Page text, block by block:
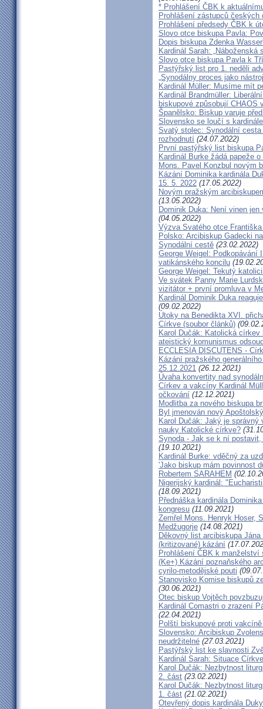
* Prohlášení ČBK k
Prohlášení zástupců
Prohlášení předsedy ČBK k
Slovo otce biskupa Pavla:
Dopis biskupa Zdenka
Kardinál Sarah: „Náboženská
Slovo otce biskupa Pavla k
Pastýřský list pro 1. neděli
„Synodálny proces jako
Kardinál Müller: Musíme mít
Kardinál Brandmüller:
biskupové způsobují CHAOS
Španělsko: Biskup varuje
Slovensko se loučí s
Svatý stolec: Synodální
rozhodnutí (24.07.2022)
První pastýřský list biskupa
Kardinál Burke žádá papeže
Mons. Pavel Konzbul novým
Kázání Dominika kardinála
15. 5. 2022 (17.05.2022)
Novým pražským
(13.05.2022)
Dominik Duka: Není vinen
(04.05.2022)
Výzva Svatého otce
Polsko: Arcibiskup Gadecki
Synodální cestě (23.02.2022)
George Weigel: Podkopávání
vatikánského koncilu
George Weigel: Tekutý
Ve svátek Panny Marie
vizitátor + první promluva v
Kardinál Dominik Duka
(09.02.2022)
Útoky na Benedikta XVI.
Církve (soubor článků)
Karol Dučák: Katolická církev
ateistický komunismus
ECCLESIA DISCUTENS -
Kázání pražského
25.12.2021 (26.12.2021)
Úvaha konvertity nad
Církev a vakcíny Kardinál
očkování (12.12.2021)
Modlitba za nového biskupa
Byl jmenován nový
Karol Dučák: Jaký je
nauky Katolické církve?
Synoda - Jak se k ní
(19.10.2021)
Kardinál Burke: vděčný za
'Jako biskup mám povinnost
Robertem SARAHEM
Nigerijský kardinál:
(18.09.2021)
Přednáška kardinála
kongresu (11.09.2021)
Zemřel Mons. Henryk Hoser,
Medžugorje (14.08.2021)
Děkovný list arcibiskupa
(kritizované) kázání
Prohlášení ČBK k manželství
(Ke+) Kázání poznaňského
cyrilo-metodějské pouti
Stanovisko Komise biskupů
(30.06.2021)
Otec biskup Vojtěch
Kardinál Comastri o zrazení
(22.04.2021)
Polští biskupové proti
Slovensko: Arcibiskup
neudržitelné (27.03.2021)
Pastýřský list ke slavnosti
Kardinál Sarah: Situace
Karol Dučák: Nezbytnost
2. část (23.02.2021)
Karol Dučák: Nezbytnost
1. část (21.02.2021)
Otevřený dopis kardinála